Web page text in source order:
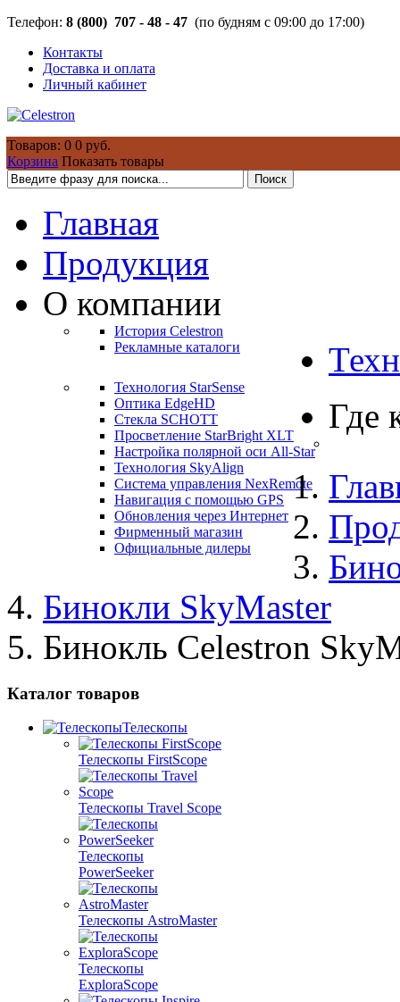
Телефон: 8 (800) 707 - 48 - 47 (по будням с 09:00 до 17:00)
Контакты
Доставка и оплата
Личный кабинет
Товаров: 0 0 руб.
Корзина Показать товары
Главная
Продукция
О компании
История Celestron
Рекламные каталоги
Технология StarSense
Оптика EdgeHD
Стекла SCHOTT
Просветление StarBright XLT
Настройка полярной оси All-Star
Технология SkyAlign
Система управления NexRemote
Навигация с помощью GPS
Обновления через Интернет
Где
Фирменный магазин
Официальные дилеры
Бинокли SkyMaster
Бинокль Celestron
Каталог товаров
Телескопы
Телескопы FirstScope
Телескопы Travel Scope
Телескопы
PowerSeeker
Телескопы AstroMaster
Телескопы
ExploraScope